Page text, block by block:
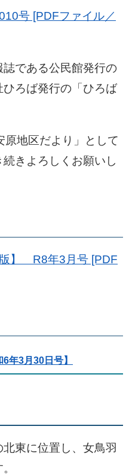
号 [PDFファイル／
である公民館発行の
ひろば発行の「ひろば
地区だより」として
きよろしくお願いし
】 R8年3月号 [PDF
年3月30日号】
東に位置し、女鳥羽